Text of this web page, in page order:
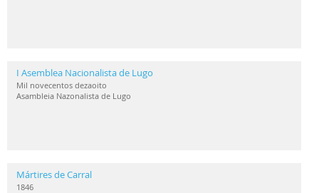
I Asemblea Nacionalista de Lugo
Mil novecentos dezaoito
Asambleia Nazonalista de Lugo
Mártires de Carral
1846